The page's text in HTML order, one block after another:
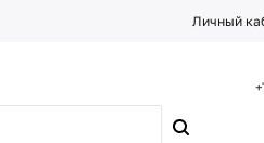
Личный